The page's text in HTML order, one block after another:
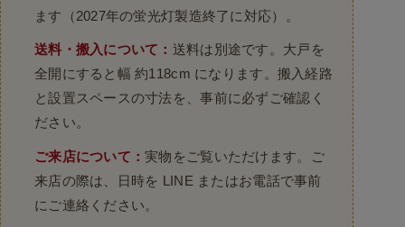
ます（2027年の蛍光灯製造終了に対応）。
送料・搬入について： 送料は別途です。大戸を
全開にすると幅 約118cm になります。搬入経路
と設置スペースの寸法を、事前に必ずご確認く
ださい。
ご来店について：実物をご覧いただけます。ご
来店の際は、日時を LINE またはお電話で事前
にご連絡ください。